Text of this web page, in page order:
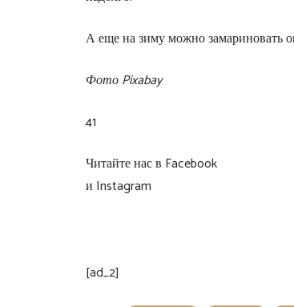
А еще на зиму можно замариновать
Фото Pixabay
41
Читайте нас в Facebook
и Instagram
[ad_2]